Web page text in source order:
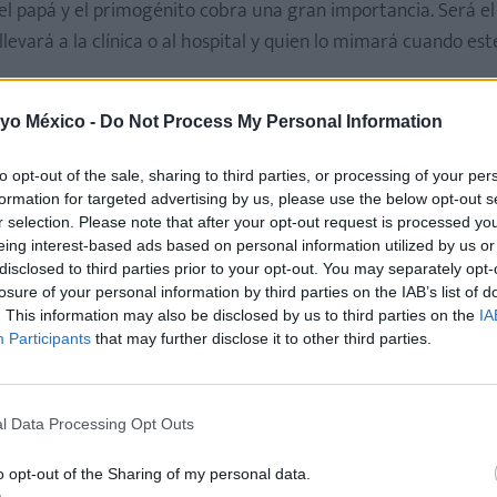
México - Do Not Process My Personal Information
opt-out of the sale, sharing to third parties, or processing of your
for targeted advertising by us, please use the below opt-out
selection. Please note that after your opt-out request is processed
interest-based ads based on personal information utilized by us
to third parties prior to your opt-out. You may separately
of your personal information by third parties on the IAB’s list of
This information may also be disclosed by us to third parties on the
Participants that may further disclose it to other third parties.
Data Processing Opt Outs
opt-out of the Sharing of my personal data.
papá y el primogénito cobra una gran importancia. Será
a la clínica o al hospital y quien lo mimará cuando
hacer?
secreto. Junto a frases como "Hemos decidido tener
que esto no comportará una pérdida de atención hacia
al hermanito incluso antes de que sea
y los mimos desde pequeño. Y también hay que
Oliveiro.
una reacción totalmente natural. Nos sucede a
añade.